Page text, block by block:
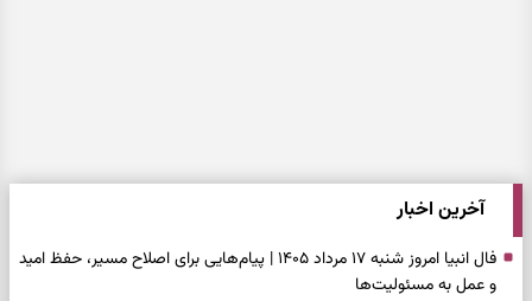
آخرین اخبار
فال انبیا امروز شنبه ۱۷ مرداد ۱۴۰۵ | پیام‌هایی برای اصلاح مسیر، حفظ امید
و عمل به مسئولیت‌ها